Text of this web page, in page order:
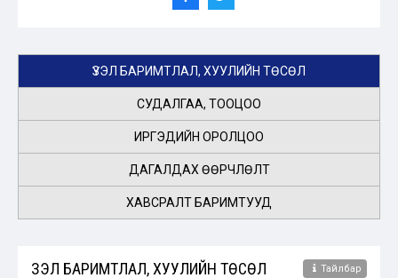
ҮЗЭЛ БАРИМТЛАЛ, ХУУЛИЙН ТӨСӨЛ
СУДАЛГАА, ТООЦОО
ИРГЭДИЙН ОРОЛЦОО
ДАГАЛДАХ ӨӨРЧЛӨЛТ
ХАВСРАЛТ БАРИМТУУД
ҮЗЭЛ БАРИМТЛАЛ, ХУУЛИЙН ТӨСӨЛ Тайлбар